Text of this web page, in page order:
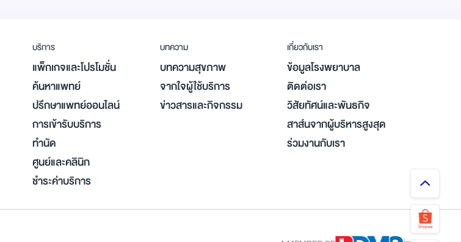
บริการ
แพ็กเกจและโปรโมชั่น
ค้นหาแพทย์
ปรึกษาแพทย์ออนไลน์
การเข้ารับบริการ
ทำนัด
ศูนย์และคลินิก
ชำระค่าบริการ
บทความ
บทความสุขภาพ
จากใจผู้ใช้บริการ
ข่าวสารและกิจกรรม
เกี่ยวกับเรา
ข้อมูลโรงพยาบาล
ติดต่อเรา
วิสัยทัศน์และพันธกิจ
สาส์นจากผู้บริหารสูงสุด
ร่วมงานกับเรา